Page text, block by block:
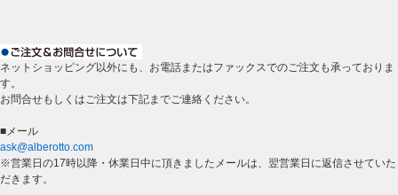
ネットショッピング以外にも、お電話またはファックスでのご注文も承っておりま
す。
お問合せもしくはご注文は下記までご連絡ください。
■メール
ask@alberotto.com
※営業日の17時以降・休業日中に頂きましたメールは、翌営業日に返信させていた
だきます。